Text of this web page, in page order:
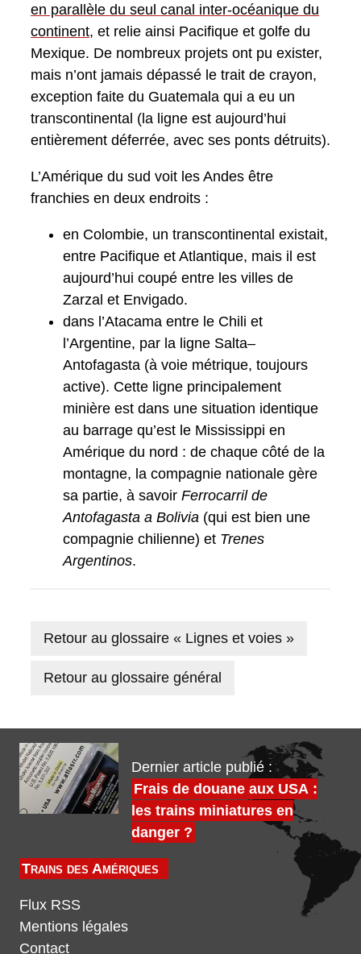
en parallèle du seul canal inter-océanique du
continent, et relie ainsi Pacifique et golfe du
Mexique. De nombreux projets ont pu exister,
mais n’ont jamais dépassé le trait de crayon,
exception faite du Guatemala qui a eu un
transcontinental (la ligne est aujourd’hui
entièrement déferrée, avec ses ponts détruits).
L’Amérique du sud voit les Andes être
franchies en deux endroits :
en Colombie, un transcontinental existait,
entre Pacifique et Atlantique, mais il est
aujourd’hui coupé entre les villes de
Zarzal et Envigado.
dans l’Atacama entre le Chili et
l’Argentine, par la ligne Salta–
Antofagasta (à voie métrique, toujours
active). Cette ligne principalement
minière est dans une situation identique
au barrage qu’est le Mississippi en
Amérique du nord : de chaque côté de la
montagne, la compagnie nationale gère
sa partie, à savoir Ferrocarril de
Antofagasta a Bolivia (qui est bien une
compagnie chilienne) et Trenes
Argentinos.
Retour au glossaire « Lignes et voies »
Retour au glossaire général
Dernier article publié :
Frais de douane aux USA :
les trains miniatures en
danger ?
Trains des Amériques
Flux RSS
Mentions légales
Contact